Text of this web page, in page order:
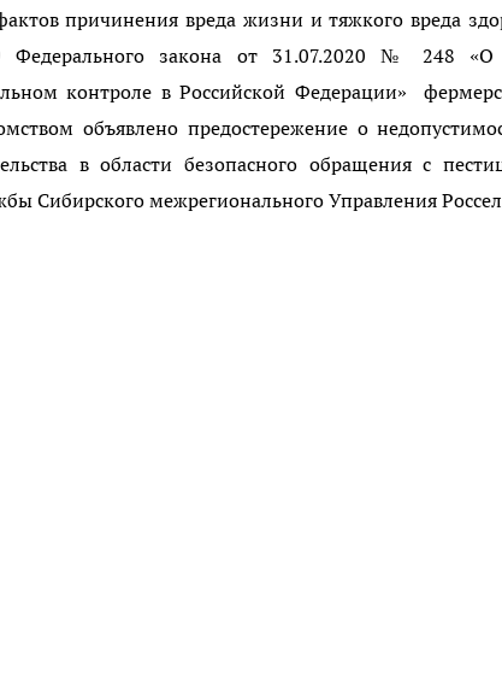
причинения вреда жизни и тяжкого вреда
Федерального закона от 31.07.2020 № 248 «О
контроле в Российской Федерации»
объявлено предостережение о
в области безопасного обращения с
Сибирского межрегионального Управления